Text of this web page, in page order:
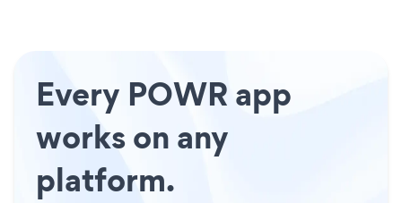
Every POWR app
works on any
platform.